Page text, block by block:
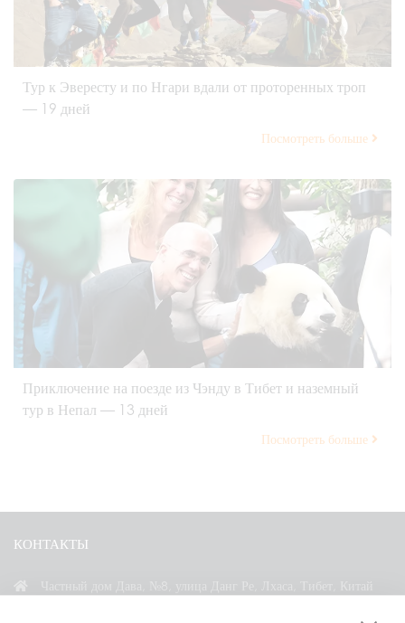
Тур к Эвересту и по Нгари вдали от проторенных троп
— 19 дней
Посмотреть больше
Приключение на поезде из Чэнду в Тибет и наземный
тур в Непал — 13 дней
Посмотреть больше
КОНТАКТЫ
Частный дом Дава, №8, улица Данг Ре, Лхаса, Тибет, Китай